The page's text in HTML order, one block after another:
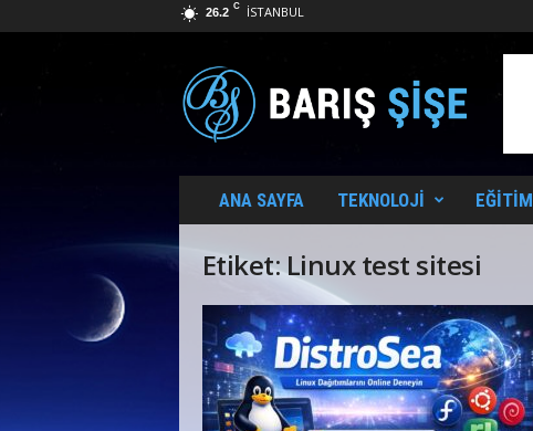
26.2 C İSTANBUL
ANA SAYFA TEKNOLOJI EĞITIM
Etiket: Linux test sitesi